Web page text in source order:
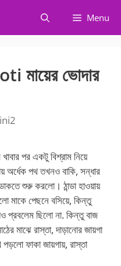
Menu
ভোদার
পর একটু বিশ্রাম নিয়ে
অর্ধেক পথ তখনও বাকি, সন্ধার
শুরু করলো। ঠান্ডা হাওয়ায়
মাকে পেছনে বসিয়ে, কিন্তু
প্রবলেম ছিলো না. কিন্তু বাজ
মাঝে রাস্তা, দাড়ানোর জায়গা
পড়লো ফাকা জায়গায়, রাস্তা